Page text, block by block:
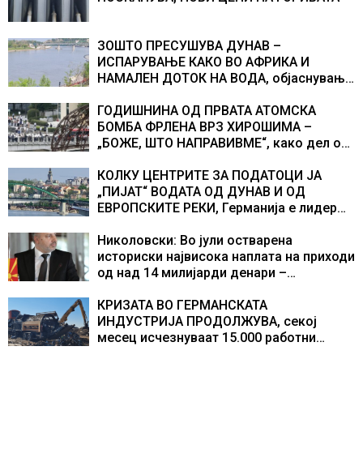
ЗОШТО ПРЕСУШУВА ДУНАВ –
ИСПАРУВАЊЕ КАКО ВО АФРИКА И
НАМАЛЕН ДОТОК НА ВОДА, објаснување
ГОДИШНИНА ОД ПРВАТА АТОМСКА
БОМБА ФРЛЕНА ВРЗ ХИРОШИМА –
„БОЖЕ, ШТО НАПРАВИВМЕ“, како дел од
учесниците во бомбардирањето го
доживуваа овој настан што го промени
текот на историјата
КОЛКУ ЦЕНТРИТЕ ЗА ПОДАТОЦИ ЈА
„ПИЈАТ“ ВОДАТА ОД ДУНАВ И ОД
ЕВРОПСКИТЕ РЕКИ, Германија е лидер
центри за податоци
Николовски: Во јули остварена
историски највисока наплата на приходи
од над 14 милијарди денари –
резултати
КРИЗАТА ВО ГЕРМАНСКАТА
ИНДУСТРИЈА ПРОДОЛЖУВА, секој
месец исчезнуваат 15.000 работни